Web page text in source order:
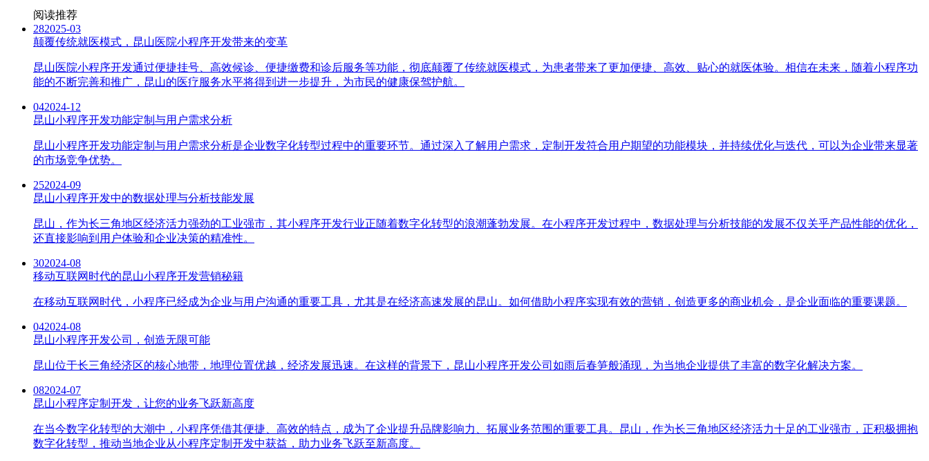
阅读推荐
282025-03
颠覆传统就医模式，昆山医院小程序开发带来的变革
昆山医院小程序开发通过便捷挂号、高效候诊、便捷缴费和诊后服务等功能，彻底颠覆了传统就医模式，为患者带来了更加便捷、高效、贴心的就医体验。相信在未来，随着小程序功
能的不断完善和推广，昆山的医疗服务水平将得到进一步提升，为市民的健康保驾护航。
042024-12
昆山小程序开发功能定制与用户需求分析
昆山小程序开发功能定制与用户需求分析是企业数字化转型过程中的重要环节。通过深入了解用户需求，定制开发符合用户期望的功能模块，并持续优化与迭代，可以为企业带来显著
的市场竞争优势。
252024-09
昆山小程序开发中的数据处理与分析技能发展
昆山，作为长三角地区经济活力强劲的工业强市，其小程序开发行业正随着数字化转型的浪潮蓬勃发展。在小程序开发过程中，数据处理与分析技能的发展不仅关乎产品性能的优化，
还直接影响到用户体验和企业决策的精准性。
302024-08
移动互联网时代的昆山小程序开发营销秘籍
在移动互联网时代，小程序已经成为企业与用户沟通的重要工具，尤其是在经济高速发展的昆山。如何借助小程序实现有效的营销，创造更多的商业机会，是企业面临的重要课题。
042024-08
昆山小程序开发公司，创造无限可能
昆山位于长三角经济区的核心地带，地理位置优越，经济发展迅速。在这样的背景下，昆山小程序开发公司如雨后春笋般涌现，为当地企业提供了丰富的数字化解决方案。
082024-07
昆山小程序定制开发，让您的业务飞跃新高度
在当今数字化转型的大潮中，小程序凭借其便捷、高效的特点，成为了企业提升品牌影响力、拓展业务范围的重要工具。昆山，作为长三角地区经济活力十足的工业强市，正积极拥抱
数字化转型，推动当地企业从小程序定制开发中获益，助力业务飞跃至新高度。